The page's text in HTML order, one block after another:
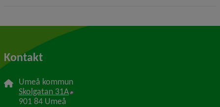
Kontakt
Umeå kommun
Skolgatan 31A Länk till annan webbplats, öppnas i nytt
901 84 Umeå